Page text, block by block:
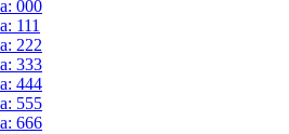
000
111
222
333
444
555
666